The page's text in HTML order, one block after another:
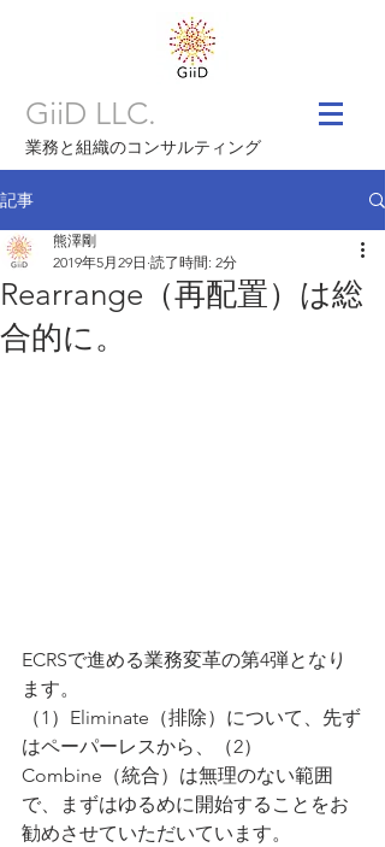
GiiD LLC.
業務と組織のコンサルティング
記事
Rearrange（再配置）は総
合的に。
熊澤剛
2019年5月29日 読了時間: 2分
ECRSで進める業務変革の第4弾となり
ます。
（1）Eliminate（排除）について、先ず
はペーパーレスから、（2）
Combine（統合）は無理のない範囲
で、まずはゆるめに開始することをお
勧めさせていただいています。